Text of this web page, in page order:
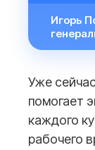
Игорь
Уже
помогает
каждого
рабочего